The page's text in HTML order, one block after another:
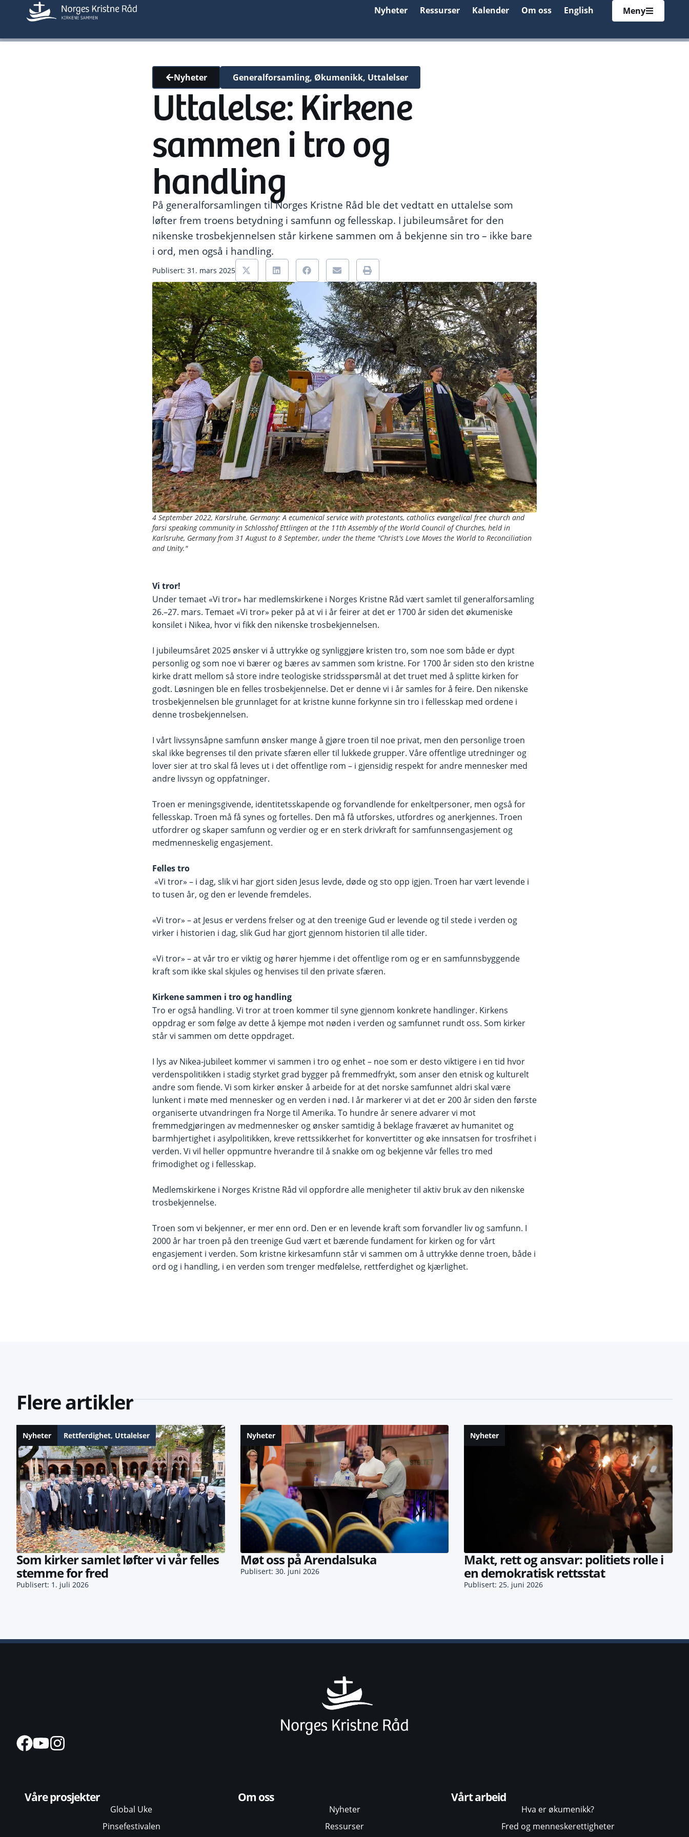
Nyheter Ressurser Kalender Om oss English Meny
Nyheter Generalforsamling, Økumenikk, Uttalelser
Uttalelse: Kirkene
sammen i tro og
handling
På generalforsamlingen til Norges Kristne Råd ble det vedtatt en uttalelse som
løfter frem troens betydning i samfunn og fellesskap. I jubileumsåret for den
nikenske trosbekjennelsen står kirkene sammen om å bekjenne sin tro – ikke bare
i ord, men også i handling.
Publisert: 31. mars 2025
4 September 2022, Karslruhe, Germany: A ecumenical service with protestants, catholics evangelical free church and
farsi speaking community in Schlosshof Ettlingen at the 11th Assembly of the World Council of Churches, held in
Karlsruhe, Germany from 31 August to 8 September, under the theme "Christ's Love Moves the World to Reconciliation
and Unity."
Vi tror!
Under temaet «Vi tror» har medlemskirkene i Norges Kristne Råd vært samlet til generalforsamling
26.–27. mars. Temaet «Vi tror» peker på at vi i år feirer at det er 1700 år siden det økumeniske
konsilet i Nikea, hvor vi fikk den nikenske trosbekjennelsen.
I jubileumsåret 2025 ønsker vi å uttrykke og synliggjøre kristen tro, som noe som både er dypt
personlig og som noe vi bærer og bæres av sammen som kristne. For 1700 år siden sto den kristne
kirke dratt mellom så store indre teologiske stridsspørsmål at det truet med å splitte kirken for
godt. Løsningen ble en felles trosbekjennelse. Det er denne vi i år samles for å feire. Den nikenske
trosbekjennelsen ble grunnlaget for at kristne kunne forkynne sin tro i fellesskap med ordene i
denne trosbekjennelsen.
I vårt livssynsåpne samfunn ønsker mange å gjøre troen til noe privat, men den personlige troen
skal ikke begrenses til den private sfæren eller til lukkede grupper. Våre offentlige utredninger og
lover sier at tro skal få leves ut i det offentlige rom – i gjensidig respekt for andre mennesker med
andre livssyn og oppfatninger.
Troen er meningsgivende, identitetsskapende og forvandlende for enkeltpersoner, men også for
fellesskap. Troen må få synes og fortelles. Den må få utforskes, utfordres og anerkjennes. Troen
utfordrer og skaper samfunn og verdier og er en sterk drivkraft for samfunnsengasjement og
medmenneskelig engasjement.
Felles tro
«Vi tror» – i dag, slik vi har gjort siden Jesus levde, døde og sto opp igjen. Troen har vært levende i
to tusen år, og den er levende fremdeles.
«Vi tror» – at Jesus er verdens frelser og at den treenige Gud er levende og til stede i verden og
virker i historien i dag, slik Gud har gjort gjennom historien til alle tider.
«Vi tror» – at vår tro er viktig og hører hjemme i det offentlige rom og er en samfunnsbyggende
kraft som ikke skal skjules og henvises til den private sfæren.
Kirkene sammen i tro og handling
Tro er også handling. Vi tror at troen kommer til syne gjennom konkrete handlinger. Kirkens
oppdrag er som følge av dette å kjempe mot nøden i verden og samfunnet rundt oss. Som kirker
står vi sammen om dette oppdraget.
I lys av Nikea-jubileet kommer vi sammen i tro og enhet – noe som er desto viktigere i en tid hvor
verdenspolitikken i stadig styrket grad bygger på fremmedfrykt, som anser den etnisk og kulturelt
andre som fiende. Vi som kirker ønsker å arbeide for at det norske samfunnet aldri skal være
lunkent i møte med mennesker og en verden i nød. I år markerer vi at det er 200 år siden den første
organiserte utvandringen fra Norge til Amerika. To hundre år senere advarer vi mot
fremmedgjøringen av medmennesker og ønsker samtidig å beklage fraværet av humanitet og
barmhjertighet i asylpolitikken, kreve rettssikkerhet for konvertitter og øke innsatsen for trosfrihet i
verden. Vi vil heller oppmuntre hverandre til å snakke om og bekjenne vår felles tro med
frimodighet og i fellesskap.
Medlemskirkene i Norges Kristne Råd vil oppfordre alle menigheter til aktiv bruk av den nikenske
trosbekjennelse.
Troen som vi bekjenner, er mer enn ord. Den er en levende kraft som forvandler liv og samfunn. I
2000 år har troen på den treenige Gud vært et bærende fundament for kirken og for vårt
engasjement i verden. Som kristne kirkesamfunn står vi sammen om å uttrykke denne troen, både i
ord og i handling, i en verden som trenger medfølelse, rettferdighet og kjærlighet.
Flere artikler
Nyheter Rettferdighet, Uttalelser
Som kirker samlet løfter vi vår felles
stemme for fred
Publisert: 1. juli 2026
Nyheter
Møt oss på Arendalsuka
Publisert: 30. juni 2026
Nyheter
Makt, rett og ansvar: politiets rolle i
en demokratisk rettsstat
Publisert: 25. juni 2026
Våre prosjekter
Global Uke
Pinsefestivalen
Om oss
Nyheter
Ressurser
Vårt arbeid
Hva er økumenikk?
Fred og menneskerettigheter